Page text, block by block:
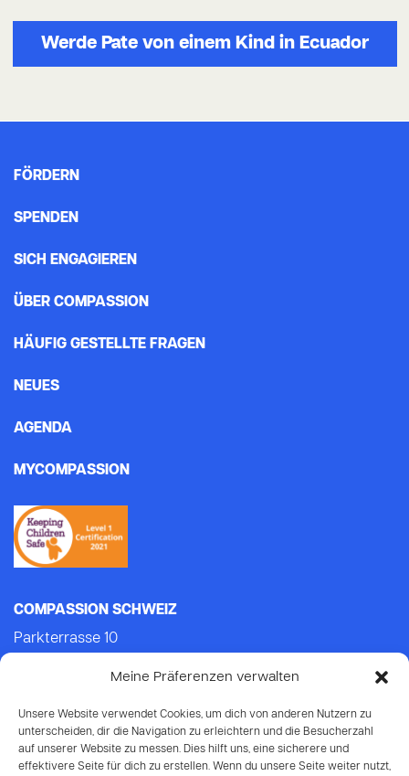
Meine Präferenzen verwalten
Unsere Website verwendet Cookies, um dich von anderen Nutzern zu
unterscheiden, dir die Navigation zu erleichtern und die Besucherzahl
auf unserer Website zu messen. Dies hilft uns, eine sicherere und
effektivere Seite für dich zu erstellen. Wenn du unsere Seite weiter nutzt,
Werde Pate von einem Kind in Ecuador
FÖRDERN
SPENDEN
SICH ENGAGIEREN
ÜBER COMPASSION
HÄUFIG GESTELLTE FRAGEN
NEUES
AGENDA
MYCOMPASSION
COMPASSION SCHWEIZ
Parkterrasse 10
Tel.: +41 (0)31 552 21 21 (Mo-Do: 9.00-14.00)
E-mail:info@compassion.ch
IBAN CH93 8080 8007 6814 3434 7